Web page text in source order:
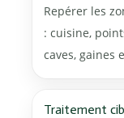
Repérer les
: cuisine,
caves, gaines
Traitement